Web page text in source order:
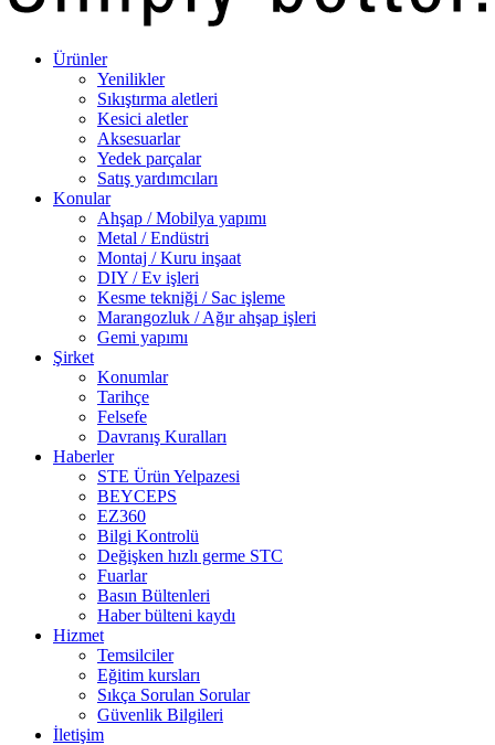
Ürünler
Yenilikler
Sıkıştırma aletleri
Kesici aletler
Aksesuarlar
Yedek parçalar
Satış yardımcıları
Konular
Ahşap / Mobilya yapımı
Metal / Endüstri
Montaj / Kuru inşaat
DIY / Ev işleri
Kesme tekniği / Sac işleme
Marangozluk / Ağır ahşap işleri
Gemi yapımı
Şirket
Konumlar
Tarihçe
Felsefe
Davranış Kuralları
Haberler
STE Ürün Yelpazesi
BEYCEPS
EZ360
Bilgi Kontrolü
Değişken hızlı germe STC
Fuarlar
Basın Bültenleri
Haber bülteni kaydı
Hizmet
Temsilciler
Eğitim kursları
Sıkça Sorulan Sorular
Güvenlik Bilgileri
İletişim